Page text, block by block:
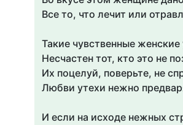
Все то, что лечит или
Такие чувственные женские
Несчастен тот, кто это не
Их поцелуй, поверьте, не
Любви утехи нежно
И если на исходе нежных